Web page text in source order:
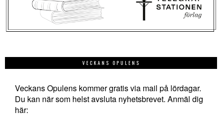
VECKANS OPULENS
Veckans Opulens kommer gratis via mail på lördagar.
Du kan när som helst avsluta nyhetsbrevet. Anmäl dig
här: